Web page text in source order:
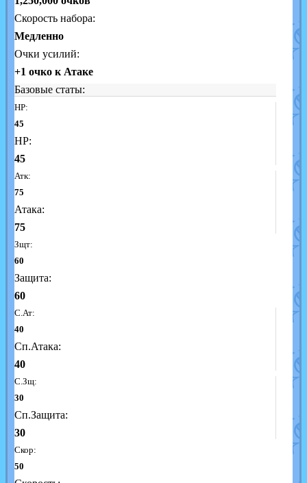
Скорость набора:
Медленно
Очки усилий:
+1 очко к Атаке
Базовые статы:
HP:
45
HP:
45
Атк:
75
Атака:
75
Зщт:
60
Защита:
60
С.Ат:
40
Сп.Атака:
40
С.Зщ:
30
Сп.Защита:
30
Скор:
50